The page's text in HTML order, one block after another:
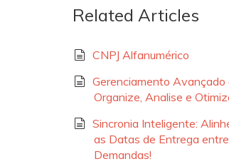
Related Articles
CNPJ Alfanumérico
Gerenciamento Avançado
Organize, Analise e
Sincronia Inteligente:
as Datas de Entrega
Demandas!